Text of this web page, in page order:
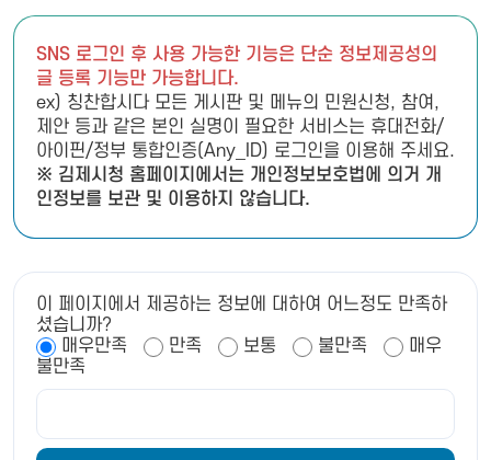
SNS 로그인 후 사용 가능한 기능은 단순 정보제공성의
글 등록 기능만 가능합니다.
ex) 칭찬합시다 모든 게시판 및 메뉴의 민원신청, 참여,
제안 등과 같은 본인 실명이 필요한 서비스는 휴대전화/
아이핀/정부 통합인증(Any_ID) 로그인을 이용해 주세요.
※ 김제시청 홈페이지에서는 개인정보보호법에 의거 개
인정보를 보관 및 이용하지 않습니다.
이 페이지에서 제공하는 정보에 대하여 어느정도 만족하
셨습니까?
매우만족
만족 보통 불만족
매우
불만족